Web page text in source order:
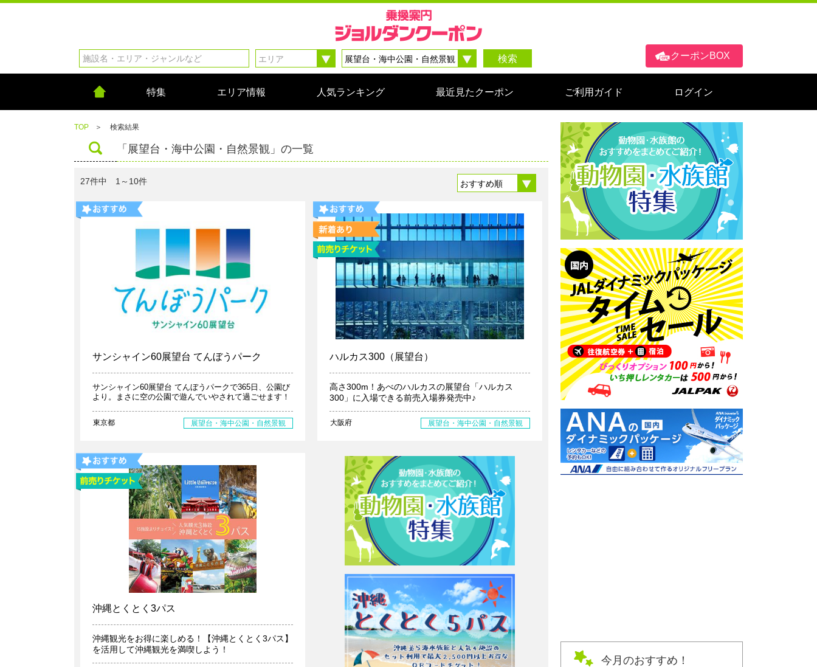
クーポンBOX
検索
特集 エリア情報 人気ランキング 最近見たクーポン ご利用ガイド ログイン
TOP ＞ 検索結果
「展望台・海中公園・自然景観」の一覧
27件中 1～10件
サンシャイン60展望台 てんぼうパーク
サンシャイン60展望台 てんぼうパークで365日、公園び
より。まさに空の公園で遊んでいやされて過ごせます！
東京都 展望台・海中公園・自然景観
ハルカス300（展望台）
高さ300m！あべのハルカスの展望台「ハルカス
300」に入場できる前売入場券発売中♪
大阪府 展望台・海中公園・自然景観
沖縄とくとく3パス
沖縄観光をお得に楽しめる！【沖縄とくとく3パス】
を活用して沖縄観光を満喫しよう！
今月のおすすめ！